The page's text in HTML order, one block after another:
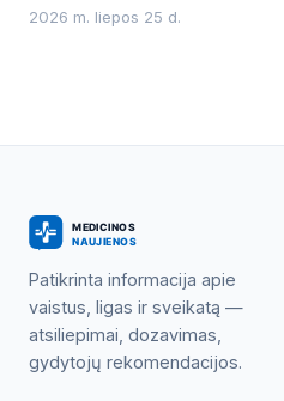
2026 m. liepos 25 d.
Patikrinta informacija apie
vaistus, ligas ir sveikatą —
atsiliepimai, dozavimas,
gydytojų rekomendacijos.